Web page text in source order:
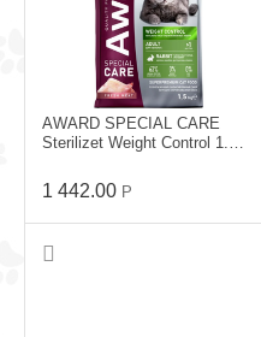
AWARD SPECIAL CARE
Sterilizet Weight Control 1.5кг
Кроликом
1 442.00 Р